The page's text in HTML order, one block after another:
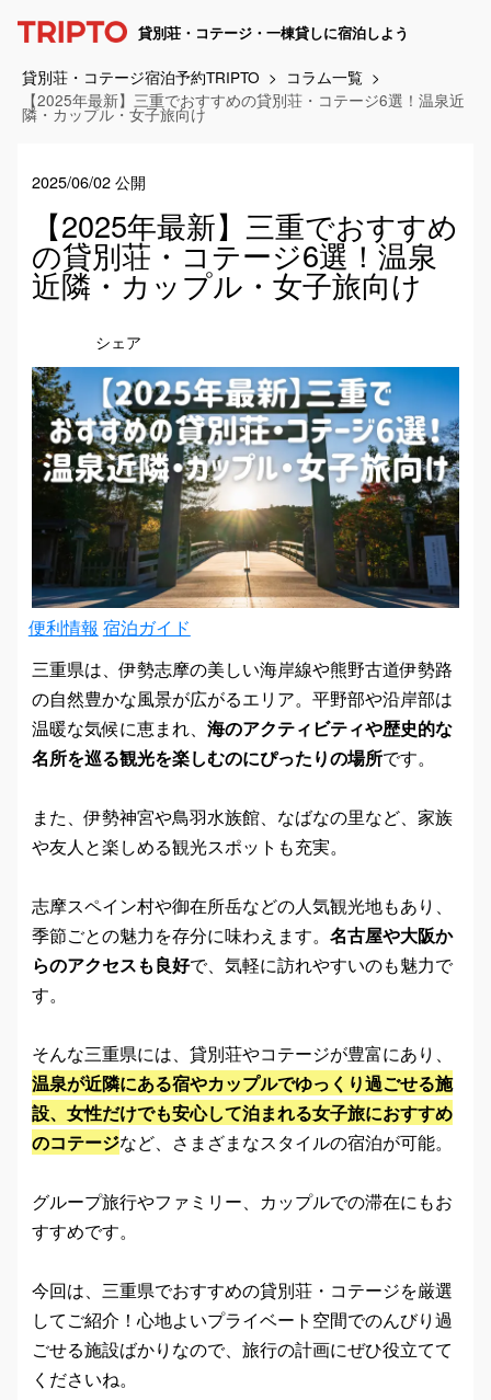
貸別荘・コテージ・一棟貸しに宿泊しよう
貸別荘・コテージ宿泊予約TRIPTO
コラム一覧
【2025年最新】三重でおすすめの貸別荘・コテージ6選！温泉近
隣・カップル・女子旅向け
2025/06/02 公開
【2025年最新】三重でおすすめ
の貸別荘・コテージ6選！温泉
近隣・カップル・女子旅向け
シェア
便利情報 宿泊ガイド
三重県は、伊勢志摩の美しい海岸線や熊野古道伊勢路
の自然豊かな風景が広がるエリア。平野部や沿岸部は
温暖な気候に恵まれ、 海のアクティビティや歴史的な
名所を巡る観光を楽しむのにぴったりの場所です。
また、伊勢神宮や鳥羽水族館、なばなの里など、家族
や友人と楽しめる観光スポットも充実。
志摩スペイン村や御在所岳などの人気観光地もあり、
季節ごとの魅力を存分に味わえます。 名古屋や大阪か
らのアクセスも良好で、気軽に訪れやすいのも魅力で
す。
そんな三重県には、貸別荘やコテージが豊富にあり、
温泉が近隣にある宿やカップルでゆっくり過ごせる施
設、女性だけでも安心して泊まれる女子旅におすすめ
のコテージなど、さまざまなスタイルの宿泊が可能。
グループ旅行やファミリー、カップルでの滞在にもお
すすめです。
今回は、三重県でおすすめの貸別荘・コテージを厳選
してご紹介！心地よいプライベート空間でのんびり過
ごせる施設ばかりなので、旅行の計画にぜひ役立てて
くださいね。